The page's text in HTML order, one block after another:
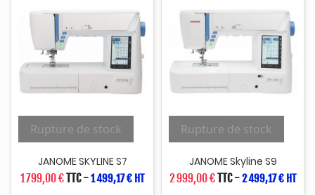
Rupture de stock
JANOME SKYLINE S7
1 799,00 €TTC-1 499,17 € HT
Rupture de stock
JANOME Skyline S9
2 999,00 €TTC-2 499,17 € HT